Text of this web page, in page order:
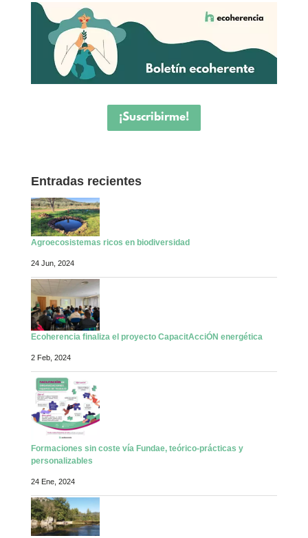
¡Suscribirme!
Entradas recientes
Agroecosistemas ricos en biodiversidad
24 Jun, 2024
Ecoherencia finaliza el proyecto CapacitAcciÓN energética
2 Feb, 2024
Formaciones sin coste vía Fundae, teórico-prácticas y
personalizables
24 Ene, 2024